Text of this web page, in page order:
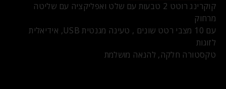
קוקרינג רוטט 2 טבעות עם שלט ואפליקציה עם שליטה
מרחוק
עם 10 מצבי רטט שונים , טעינה מגנטית USB, אידיאלית
לזוגות
טקסטורה חלקה, להנאה מושלמת